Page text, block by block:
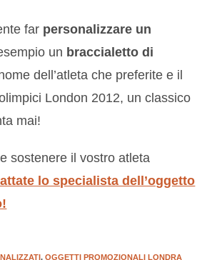
far personalizzare un
un braccialetto di
dell’atleta che preferite e il
London 2012, un classico
mai!
sostenere il vostro atleta
lo specialista dell’oggetto
, OGGETTI PROMOZIONALI LONDRA